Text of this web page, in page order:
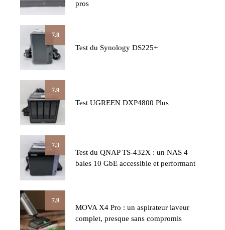
pros
7.8
Test du Synology DS225+
7.9
Test UGREEN DXP4800 Plus
7.3
Test du QNAP TS-432X : un NAS 4
baies 10 GbE accessible et performant
7.9
MOVA X4 Pro : un aspirateur laveur
complet, presque sans compromis